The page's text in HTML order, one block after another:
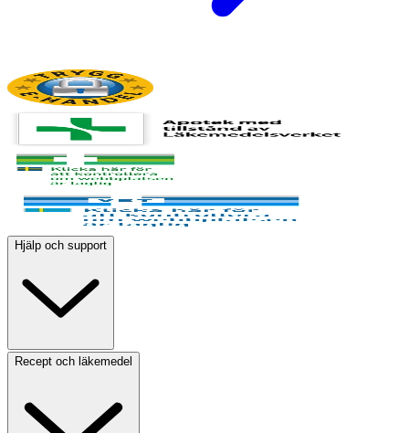
Hjälp och support
Recept och läkemedel